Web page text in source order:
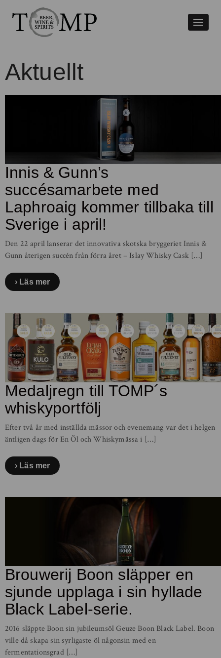
Växla
Aktuellt
Innis & Gunn’s
succésamarbete med
Laphroaig kommer tillbaka till
Sverige i april!
Den 22 april lanserar det innovativa skotska bryggeriet Innis &
Gunn återigen succén från förra året – Islay Whisky Cask […]
Läs mer
Medaljregn till TOMP´s
whiskyportfölj
Efter två år med inställda mässor och evenemang var det i helgen
äntligen dags för En Öl och Whiskymässa i […]
Läs mer
Brouwerij Boon släpper en
sjunde upplaga i sin hyllade
Black Label-serie.
2016 släppte Boon sin jubileumsöl Geuze Boon Black Label. Boon
ville då skapa sin syrligaste öl någonsin med en
fermentationsgrad […]